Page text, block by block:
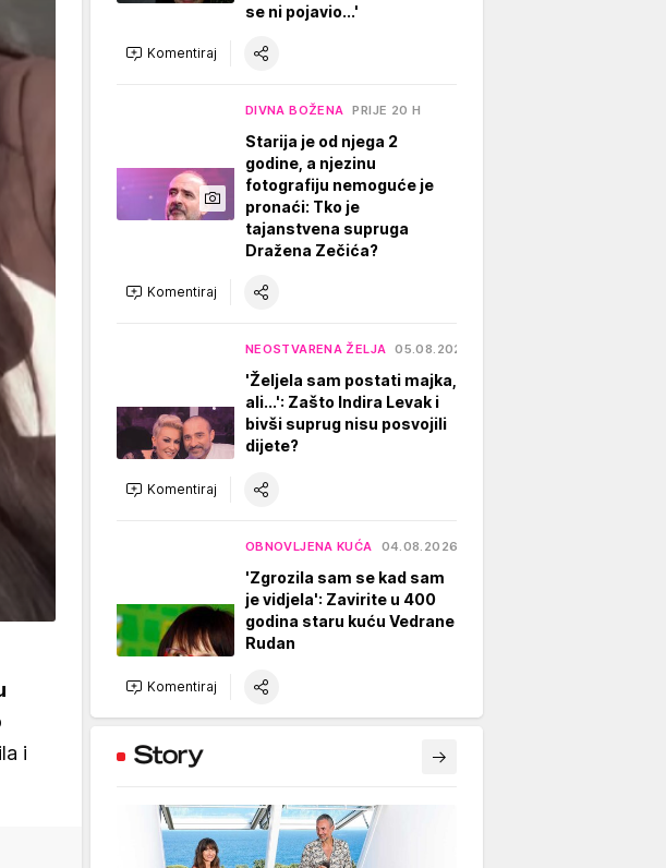
i
se ni pojavio...'
Komentiraj
DIVNA BOŽENA PRIJE 20 H
Starija je od njega 2
godine, a njezinu
fotografiju nemoguće je
pronaći: Tko je
tajanstvena supruga
Dražena Zečića?
Komentiraj
NEOSTVARENA ŽELJA 05.08.2026.
'Željela sam postati majka,
ali...': Zašto Indira Levak i
bivši suprug nisu posvojili
dijete?
Komentiraj
OBNOVLJENA KUĆA 04.08.2026.
'Zgrozila sam se kad sam
je vidjela': Zavirite u 400
godina staru kuću Vedrane
Rudan
Komentiraj